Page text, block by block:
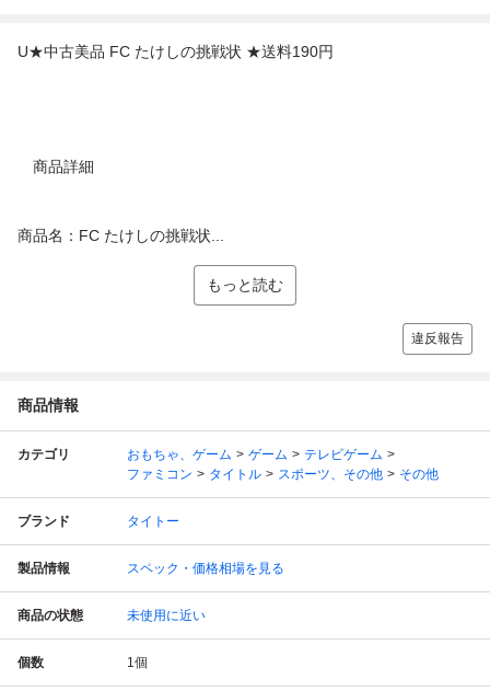
U★中古美品 FC たけしの挑戦状 ★送料190円
商品詳細
商品名：FC たけしの挑戦状...
もっと読む
違反報告
商品情報
カテゴリ おもちゃ、ゲーム ゲーム
テレビゲーム
ファミコン
タイトル スポーツ、その他 その他
ブランド タイトー
製品情報 スペック・価格相場を見る
商品の状態 未使用に近い
個数 1個